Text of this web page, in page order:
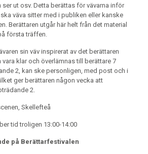
ser ut osv. Detta berättas för vävarna inför
väva sitter med i publiken eller kanske
Berättaren utgår här helt från det material
första träffen.
sin väv inspirerat av det berättaren
vara klar och överlämnas till berättare 7
2, kan ske personligen, med post och i
ger berättaren någon vecka att
2.
Skellefteå
tid troligen 13:00-14:00
på Berättarfestivalen